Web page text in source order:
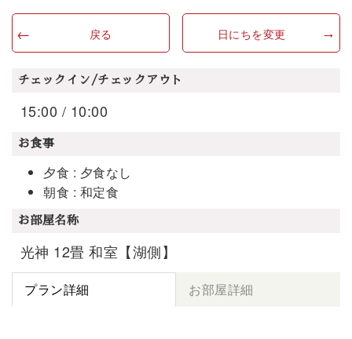
戻る 日にちを変更
チェックイン/チェックアウト
15:00 / 10:00
お食事
夕食 : 夕食なし
朝食 : 和定食
お部屋名称
光神 12畳 和室【湖側】
プラン詳細 お部屋詳細